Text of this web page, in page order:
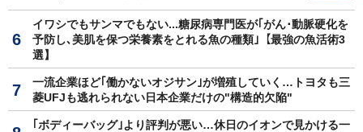
イワシでもサンマでもない...糖尿病専門医が｢がん･動脈硬化を
予防し､美肌を保つ栄養素をとれる魚の種類｣【最強の魚活術3
選】
一流企業ほど｢働かないオジサン｣が増殖していく…トヨタも三
菱UFJも逃れられない日本企業だけの"構造的欠陥"
｢ボディーバッグ｣より評判が悪い…休日のイオンで見かける一